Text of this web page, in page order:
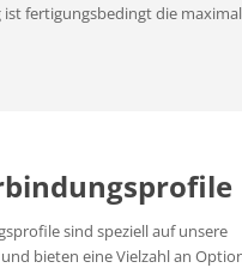
ist fertigungsbedingt die
sind speziell auf unsere
bieten eine Vielzahl an